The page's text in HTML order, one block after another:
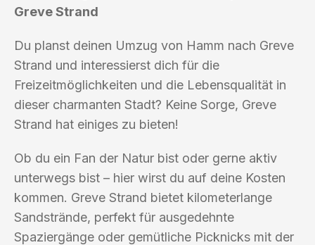
Greve Strand
Du planst deinen Umzug von Hamm nach Greve
Strand und interessierst dich für die
Freizeitmöglichkeiten und die Lebensqualität in
dieser charmanten Stadt? Keine Sorge, Greve
Strand hat einiges zu bieten!
Ob du ein Fan der Natur bist oder gerne aktiv
unterwegs bist – hier wirst du auf deine Kosten
kommen. Greve Strand bietet kilometerlange
Sandstrände, perfekt für ausgedehnte
Spaziergänge oder gemütliche Picknicks mit der